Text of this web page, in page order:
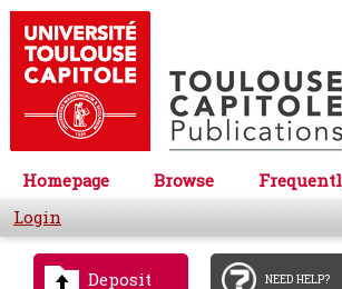
Homepage Browse
Login
Deposit NEED HELP?